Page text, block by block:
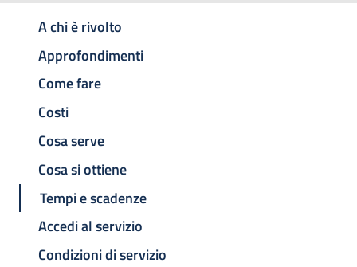
A chi è rivolto
Approfondimenti
Come fare
Costi
Cosa serve
Cosa si ottiene
Tempi e scadenze
Accedi al servizio
Condizioni di servizio